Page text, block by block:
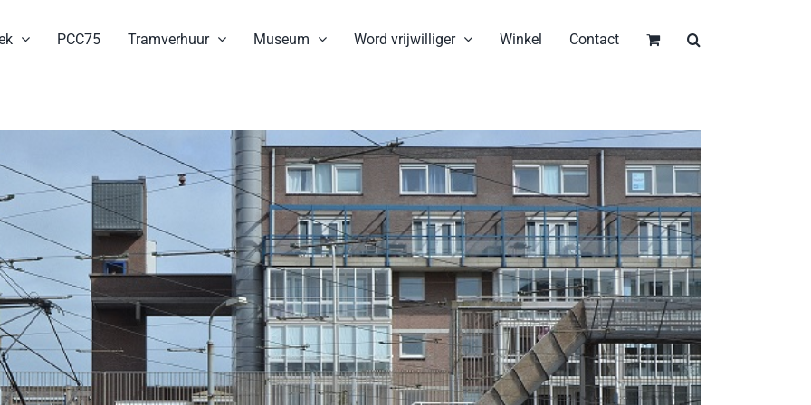
PCC75 Tramverhuur Museum Word vrijwilliger Winkel Contact